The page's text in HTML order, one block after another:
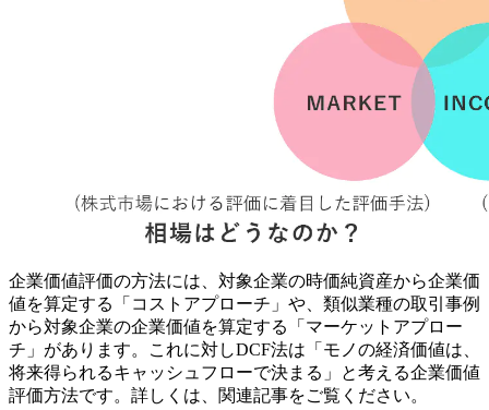
企業価値評価の方法には、対象企業の時価純資産から企業価
値を算定する「コストアプローチ」や、類似業種の取引事例
から対象企業の企業価値を算定する「マーケットアプロー
チ」があります。これに対しDCF法は「モノの経済価値は、
将来得られるキャッシュフローで決まる」と考える企業価値
評価方法です。詳しくは、関連記事をご覧ください。